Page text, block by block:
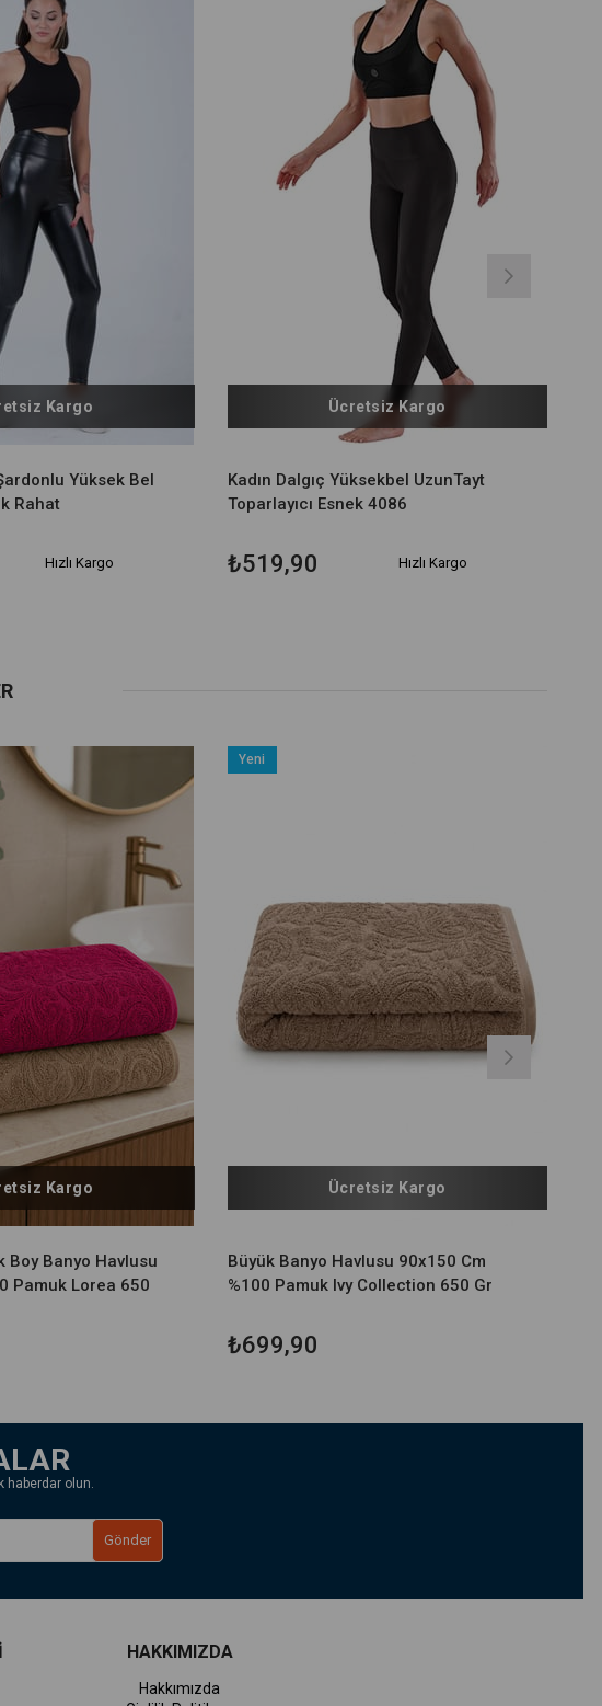
Yüksek Bel
Rahat
Kargo
Hızlı Kargo
Kadın Dalgıç Yüksekbel UzunTayt
Toparlayıcı Esnek 4086
₺519,90
Ücretsiz Kargo
Hızlı Kargo
Boy Banyo Havlusu
Pamuk Lorea 650
Kargo
Büyük Banyo Havlusu 90x150 Cm
%100 Pamuk Ivy Collection 650 Gr
₺699,90
Ücretsiz Kargo
Yeni
haberdar olun.
Gönder
HAKKIMIZDA
Hakkımızda